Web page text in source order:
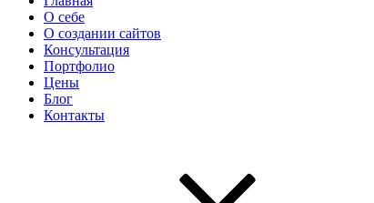
О себе
О создании сайтов
Консультация
Портфолио
Цены
Блог
Контакты